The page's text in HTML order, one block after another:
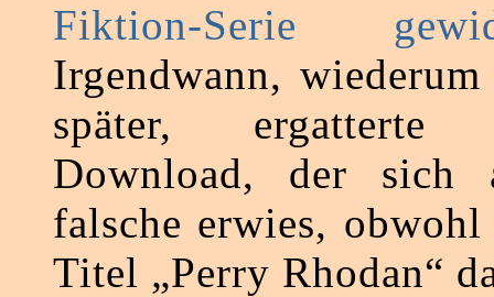
Fiktion-Serie
Irgendwann,
später,
Download, der sich
falsche erwies,
Titel „Perry Rhodan“